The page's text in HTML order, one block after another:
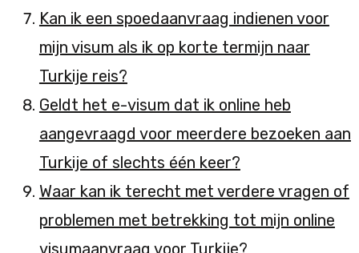
Kan ik een spoedaanvraag indienen voor
mijn visum als ik op korte termijn naar
Turkije reis?
Geldt het e-visum dat ik online heb
aangevraagd voor meerdere bezoeken aan
Turkije of slechts één keer?
Waar kan ik terecht met verdere vragen of
problemen met betrekking tot mijn online
visumaanvraag voor Turkije?